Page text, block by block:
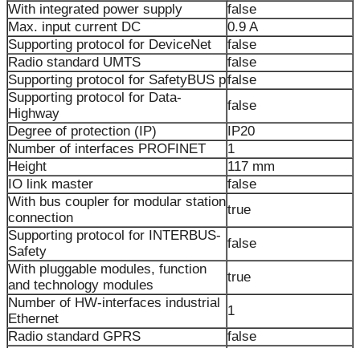
With integrated power supply
false
Max. input current DC
0.9 A
Supporting protocol for DeviceNet
false
Radio standard UMTS
false
Supporting protocol for SafetyBUS pfalse
Supporting protocol for Data-
Highway
false
Degree of protection (IP)
IP20
Number of interfaces PROFINET
1
Height
117 mm
IO link master
false
With bus coupler for modular station
connection
true
Supporting protocol for INTERBUS-
Safety
false
With pluggable modules, function
and technology modules
true
Number of HW-interfaces industrial
Ethernet
1
Radio standard GPRS
false